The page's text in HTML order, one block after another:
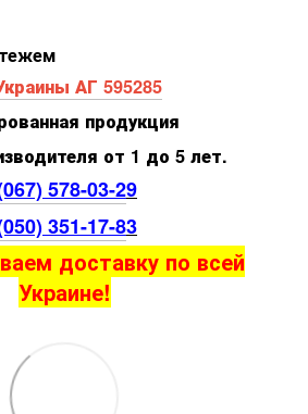
АГ 595285
продукция
от 1 до 5 лет.
578-03-29
351-17-83
доставку по всей
Украине!